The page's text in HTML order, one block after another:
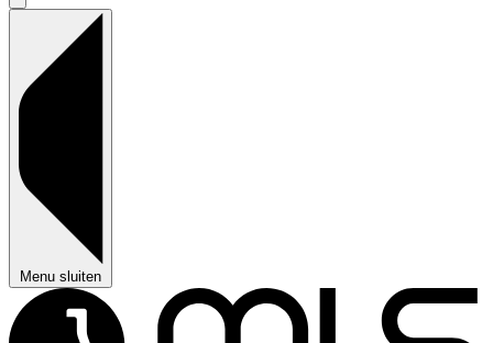
Menu sluiten